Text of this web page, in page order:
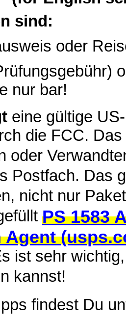
sind:
oder
nur bar!
eine gültige
die FCC.
oder
Postfach. Das
nicht nur
PS 1583
Agent
ist sehr
kannst!
findest Du